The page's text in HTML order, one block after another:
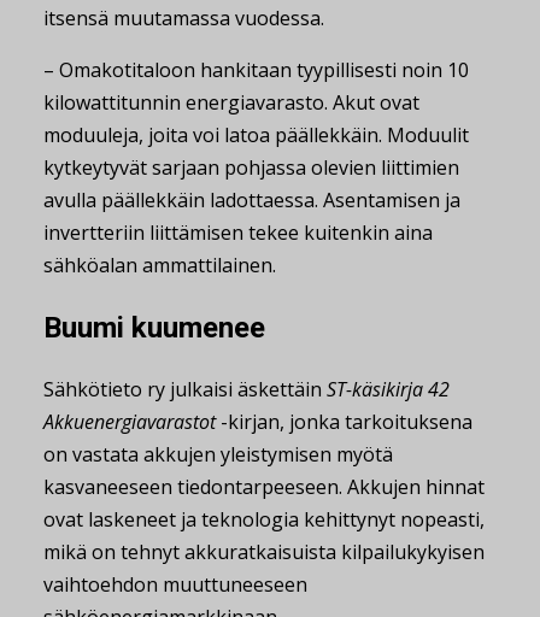
itsensä muutamassa vuodessa.
– Omakotitaloon hankitaan tyypillisesti noin 10
kilowattitunnin energiavarasto. Akut ovat
moduuleja, joita voi latoa päällekkäin. Moduulit
kytkeytyvät sarjaan pohjassa olevien liittimien
avulla päällekkäin ladottaessa. Asentamisen ja
invertteriin liittämisen tekee kuitenkin aina
sähköalan ammattilainen.
Buumi kuumenee
Sähkötieto ry julkaisi äskettäin ST-käsikirja 42
Akkuenergiavarastot-kirjan, jonka tarkoituksena
on vastata akkujen yleistymisen myötä
kasvaneeseen tiedontarpeeseen. Akkujen hinnat
ovat laskeneet ja teknologia kehittynyt nopeasti,
mikä on tehnyt akkuratkaisuista kilpailukykyisen
vaihtoehdon muuttuneeseen